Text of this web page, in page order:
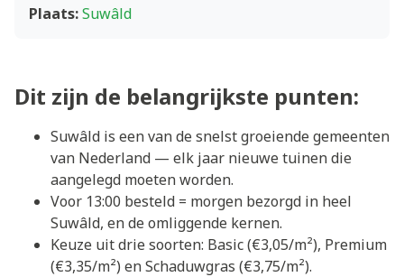
Plaats:Suwâld
Dit zijn de belangrijkste punten:
Suwâld is een van de snelst groeiende gemeenten
van Nederland — elk jaar nieuwe tuinen die
aangelegd moeten worden.
Voor 13:00 besteld = morgen bezorgd in heel
Suwâld, en de omliggende kernen.
Keuze uit drie soorten: Basic (€3,05/m²), Premium
(€3,35/m²) en Schaduwgras (€3,75/m²).